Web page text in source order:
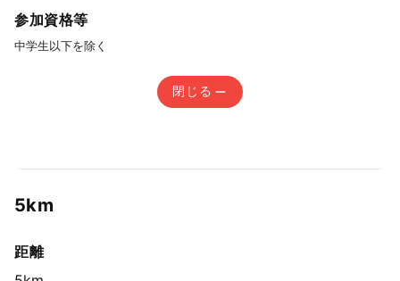
参加資格等
中学生以下を除く
閉じる
5km
距離